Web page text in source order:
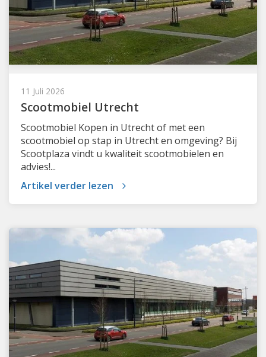
11 Juli 2026
Scootmobiel Utrecht
Scootmobiel Kopen in Utrecht of met een
scootmobiel op stap in Utrecht en omgeving? Bij
Scootplaza vindt u kwaliteit scootmobielen en
advies!...
Artikel verder lezen